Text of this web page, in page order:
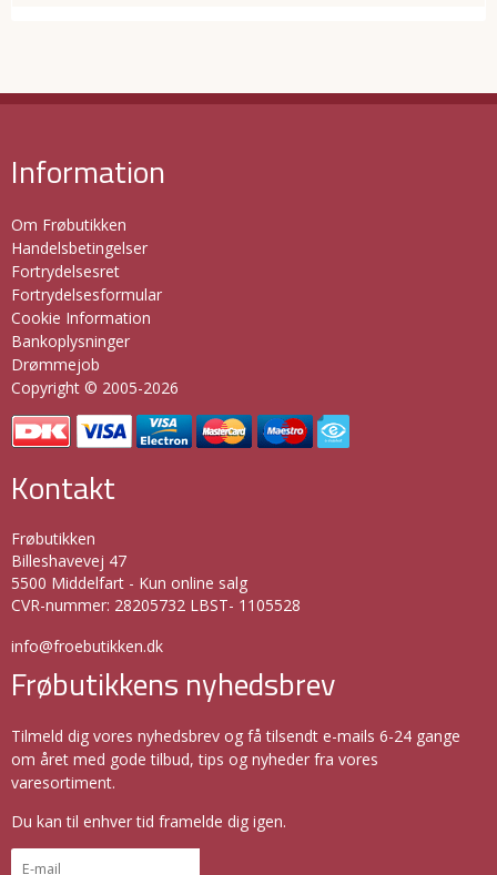
Information
Om Frøbutikken
Handelsbetingelser
Fortrydelsesret
Fortrydelsesformular
Cookie Information
Bankoplysninger
Drømmejob
Copyright © 2005-2026
Kontakt
Frøbutikken
Billeshavevej 47
5500 Middelfart - Kun online salg
CVR-nummer: 28205732 LBST- 1105528
info@froebutikken.dk
Frøbutikkens nyhedsbrev
Tilmeld dig vores nyhedsbrev og få tilsendt e-mails 6-24 gange
om året med gode tilbud, tips og nyheder fra vores
varesortiment.
Du kan til enhver tid framelde dig igen.